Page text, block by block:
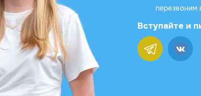
перезвоним
Вступайте и